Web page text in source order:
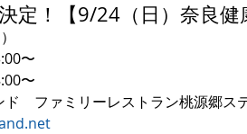
定！【9/24（日）奈良健
〜
〜
　ファミリーレストラン桃源郷ス